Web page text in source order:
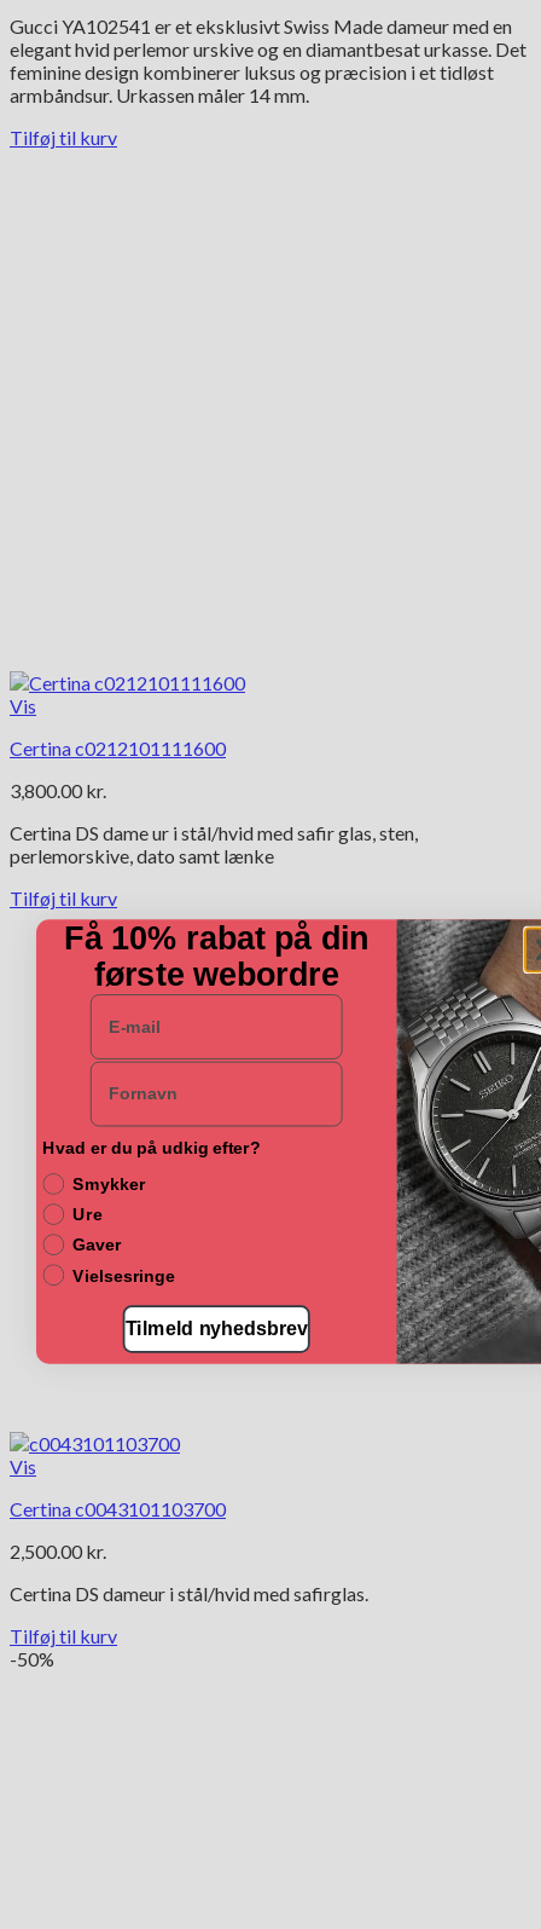
pris
var:
11,650.00 kr..
pris
er:
5,825.00 kr..
Gucci YA102541 er et eksklusivt Swiss Made dameur med en
elegant hvid perlemor urskive og en diamantbesat urkasse. Det
feminine design kombinerer luksus og præcision i et tidløst
armbåndsur. Urkassen måler 14 mm.
Tilføj til kurv
Vis
Certina c0212101111600
3,800.00 kr.
Certina DS dame ur i stål/hvid med safir glas, sten,
perlemorskive, dato samt lænke
Tilføj til kurv
Vis
Certina c0043101103700
2,500.00 kr.
Certina DS dameur i stål/hvid med safirglas.
Tilføj til kurv
-50%
Få 10% rabat på din
første webordre
E-mail
Navn
Hvad er du på udkig efter?
Smykker
Ure
Gaver
Vielsesringe
Tilmeld nyhedsbrev